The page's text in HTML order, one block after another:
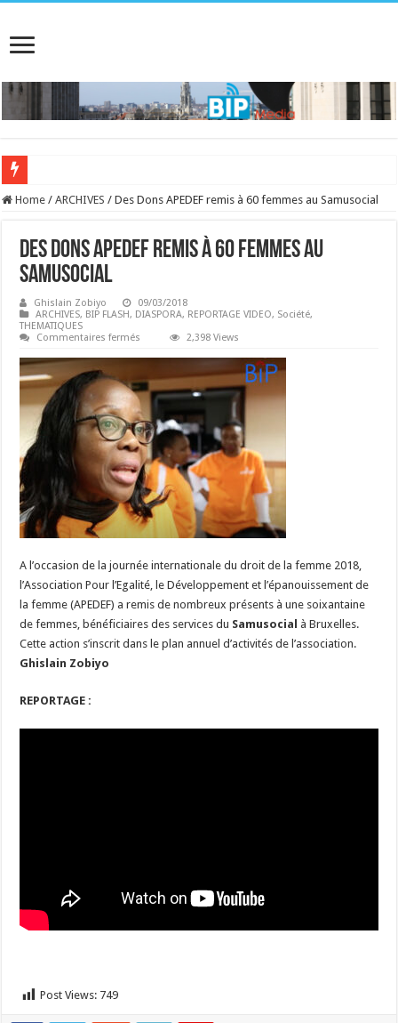
Home / ARCHIVES / Des Dons APEDEF remis à 60 femmes au Samusocial
Des Dons APEDEF remis à 60 femmes au
Samusocial
Ghislain Zobiyo
09/03/2018
ARCHIVES, BIP FLASH, DIASPORA, REPORTAGE VIDEO, Société,
THEMATIQUES
Commentaires fermés
Dons
remis
à
60
femmes
au
Samusocial
2,398 Views
A l’occasion de la journée internationale du droit de la femme 2018,
l’Association Pour l’Egalité, le Développement et l’épanouissement de
la femme (APEDEF) a remis de nombreux présents à une soixantaine
de femmes, bénéficiaires des services du Samusocial à Bruxelles.
Cette action s’inscrit dans le plan annuel d’activités de l’association.
Ghislain Zobiyo
REPORTAGE :
Post Views: 749